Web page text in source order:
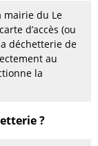
mairie du Le
d’accès (ou
déchetterie de
au
la
?